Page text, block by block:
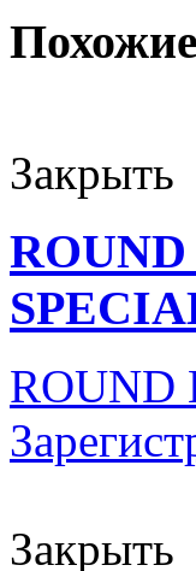
Похожие
Закрыть
ROUND
Закрыть